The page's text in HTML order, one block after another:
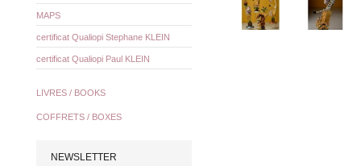
MAPS
certificat Qualiopi Stephane KLEIN
certificat Qualiopi Paul KLEIN
LIVRES / BOOKS
COFFRETS / BOXES
NEWSLETTER